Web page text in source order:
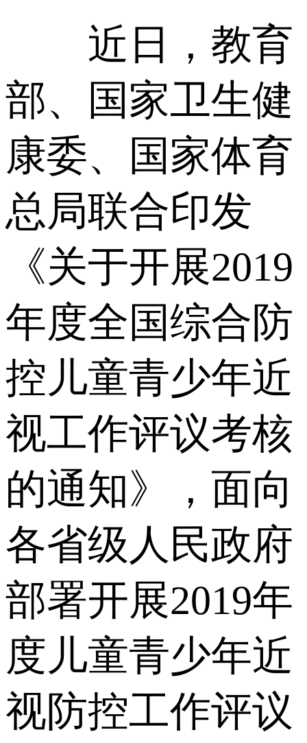
近日，教育
部、国家卫生健
康委、国家体育
总局联合印发
《关于开展2019
年度全国综合防
控儿童青少年近
视工作评议考核
的通知》，面向
各省级人民政府
部署开展2019年
度儿童青少年近
视防控工作评议